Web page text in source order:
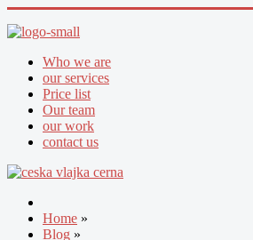
Who we are
our services
Price list
Our team
our work
contact us
Home »
Blog »